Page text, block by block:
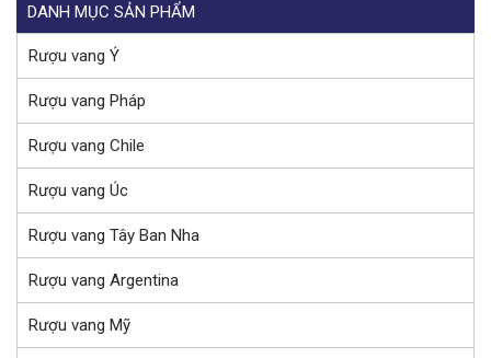
DANH MỤC SẢN PHẨM
Rượu vang Ý
Rượu vang Pháp
Rượu vang Chile
Rượu vang Úc
Rượu vang Tây Ban Nha
Rượu vang Argentina
Rượu vang Mỹ